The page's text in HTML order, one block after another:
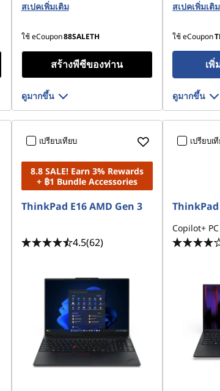
Gen4 TLC Opal
สเปคเพิ่มเติม
ใช้ eCoupon88SALETH
สร้างพีซีของท่าน
ดูมากขึ้น
Gen4
สเปคเพิ่มเติม
ใช้ eCoupon
เพิ่
ดูมากขึ้น
เปรียบเทียบ
8.8 SALE! Earn 3% Rewards
+ ฿1 Bundle Accessories
ThinkPad E16 AMD Gen 3
4.5(62)
เปรียบเ
ThinkPad
Copilot+ PC